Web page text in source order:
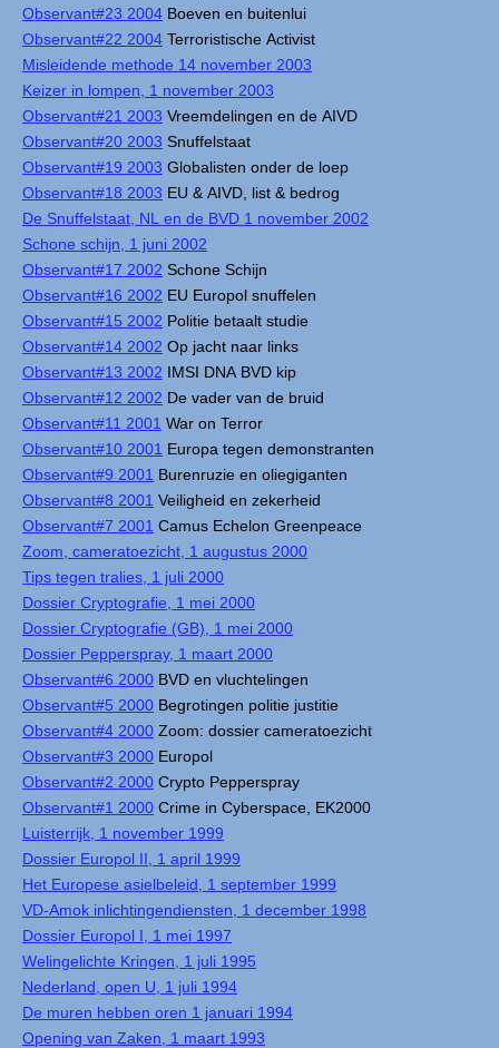
Observant#23 2004 Boeven en buitenlui
Observant#22 2004 Terroristische Activist
Misleidende methode 14 november 2003
Keizer in lompen, 1 november 2003
Observant#21 2003 Vreemdelingen en de AIVD
Observant#20 2003 Snuffelstaat
Observant#19 2003 Globalisten onder de loep
Observant#18 2003 EU & AIVD, list & bedrog
De Snuffelstaat, NL en de BVD 1 november 2002
Schone schijn, 1 juni 2002
Observant#17 2002 Schone Schijn
Observant#16 2002 EU Europol snuffelen
Observant#15 2002 Politie betaalt studie
Observant#14 2002 Op jacht naar links
Observant#13 2002 IMSI DNA BVD kip
Observant#12 2002 De vader van de bruid
Observant#11 2001 War on Terror
Observant#10 2001 Europa tegen demonstranten
Observant#9 2001 Burenruzie en oliegiganten
Observant#8 2001 Veiligheid en zekerheid
Observant#7 2001 Camus Echelon Greenpeace
Zoom, cameratoezicht, 1 augustus 2000
Tips tegen tralies, 1 juli 2000
Dossier Cryptografie, 1 mei 2000
Dossier Cryptografie (GB), 1 mei 2000
Dossier Pepperspray, 1 maart 2000
Observant#6 2000 BVD en vluchtelingen
Observant#5 2000 Begrotingen politie justitie
Observant#4 2000 Zoom: dossier cameratoezicht
Observant#3 2000 Europol
Observant#2 2000 Crypto Pepperspray
Observant#1 2000 Crime in Cyberspace, EK2000
Luisterrijk, 1 november 1999
Dossier Europol II, 1 april 1999
Het Europese asielbeleid, 1 september 1999
VD-Amok inlichtingendiensten, 1 december 1998
Dossier Europol I, 1 mei 1997
Welingelichte Kringen, 1 juli 1995
Nederland, open U, 1 juli 1994
De muren hebben oren 1 januari 1994
Opening van Zaken, 1 maart 1993